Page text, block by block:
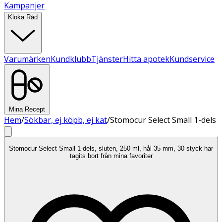
Kampanjer
Kloka Råd
VarumärkenKundklubbTjänsterHitta apotekKundservice
Mina Recept
Hem/Sökbar, ej köpb, ej kat/Stomocur Select Small 1-dels
Stomocur Select Small 1-dels, sluten, 250 ml, hål 35 mm, 30 styck har
tagits bort från mina favoriter